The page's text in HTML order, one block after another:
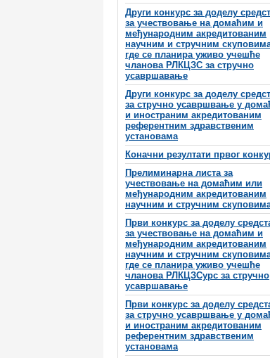
Други конкурс за доделу
за учествовање на домаћим и
међународним акредитованим
научним и стручним
где се планира уживо учешће
чланова РЛКЦЗС за стручно
усавршавање
Други конкурс за доделу
за стручно усавршвање у
и иностраним акредитованим
референтним здравственим
установама
Коначни резултати првог
Прелиминарна листа за
учествовање на домаћим или
међународним акредитованим
научним и стручним
Први конкурс за доделу
за учествовање на домаћим и
међународним акредитованим
научним и стручним
где се планира уживо учешће
чланова РЛКЦЗСурс за стручно
усавршавање
Први конкурс за доделу
за стручно усавршвање у
и иностраним акредитованим
референтним здравственим
установама